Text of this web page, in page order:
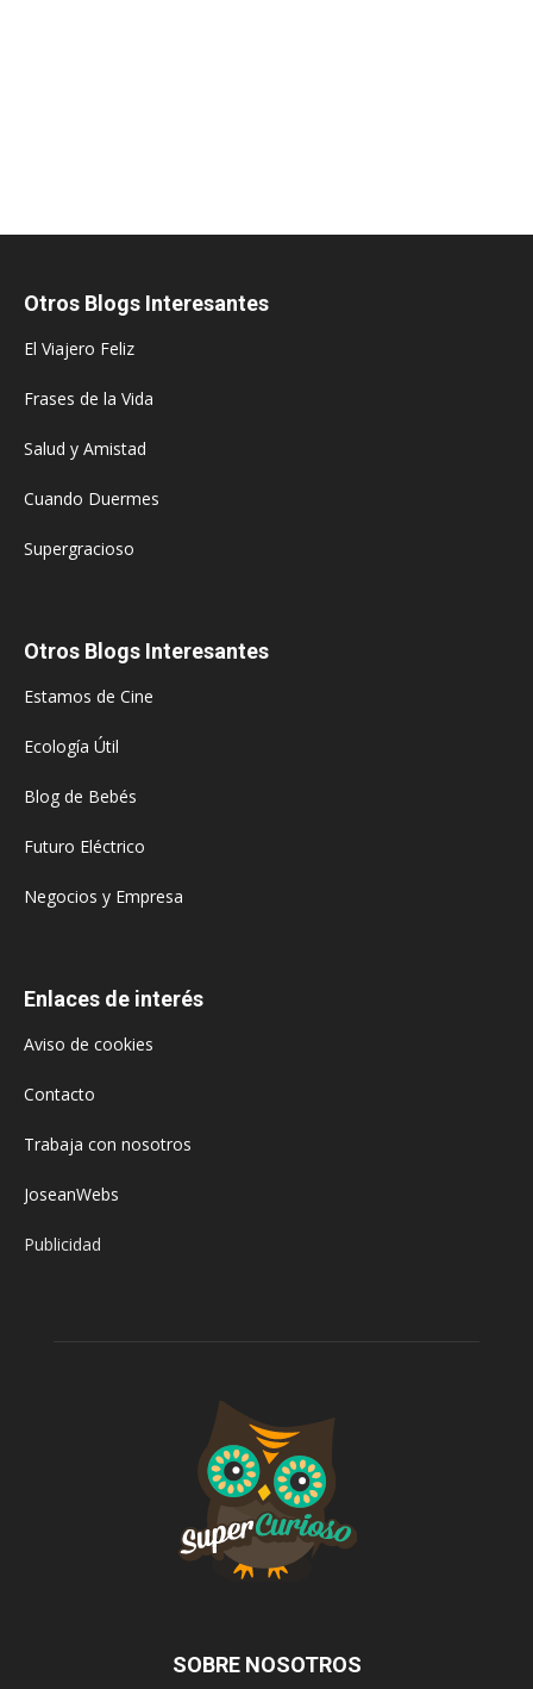
Otros Blogs Interesantes
El Viajero Feliz
Frases de la Vida
Salud y Amistad
Cuando Duermes
Supergracioso
Otros Blogs Interesantes
Estamos de Cine
Ecología Útil
Blog de Bebés
Futuro Eléctrico
Negocios y Empresa
Enlaces de interés
Aviso de cookies
Contacto
Trabaja con nosotros
JoseanWebs
Publicidad
SOBRE NOSOTROS